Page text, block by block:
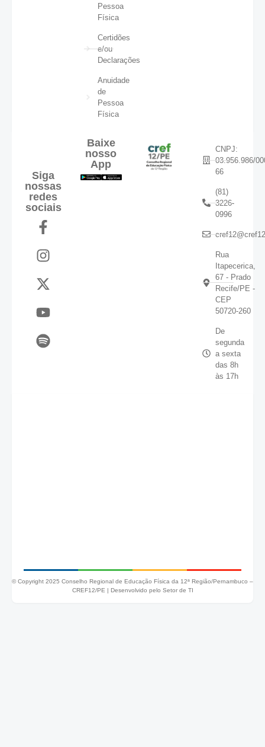
Pessoa
Física
Certidões
e/ou
Declarações
Anuidade
de
Pessoa
Física
Siga
nossas
redes
sociais
Baixe
nosso
App
CNPJ:
03.956.986/
66
(81)
3226-
0996
Rua
Itapecerica,
67 - Prado
Recife/PE -
CEP
50720-260
De
segunda
a sexta
das 8h
às 17h
© Copyright 2025 Conselho Regional de Educação Física da 12ª Região/Pernambuco –
CREF12/PE | Desenvolvido pelo Setor de TI